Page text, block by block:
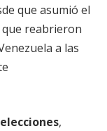
que asumió el
reabrieron
a las
elecciones,